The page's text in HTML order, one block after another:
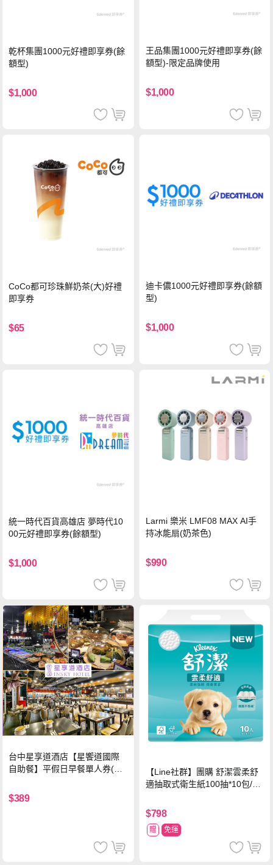
乾杯集團1000元好禮即享券(餘
額型)
$1,000
王品集團1000元好禮即享券(餘
額型)-限定品牌使用
$1,000
CoCo都可珍珠鮮奶茶(大)好禮
即享券
$65
迪卡儂1000元好禮即享券(餘額
型)
$1,000
統一時代百貨高雄店 夢時代10
00元好禮即享券(餘額型)
$1,000
Larmi 樂米 LMF08 MAX AI手
持冰能扇(奶茶色)
$990
台中星享道酒店【星饗道國際
自助餐】平假日早餐單人券(M
$389
【Line社群】團購 舒潔雲柔舒
適抽取式衛生紙100抽*10包/6
$798
贈 免運